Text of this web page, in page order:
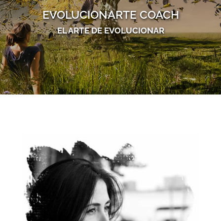
EVOLUCIONARTE COACH
EL ARTE DE EVOLUCIONAR